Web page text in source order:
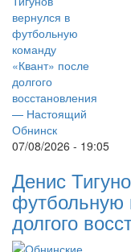
07/08/2026 - 19:05
Денис
футбольную
долгого